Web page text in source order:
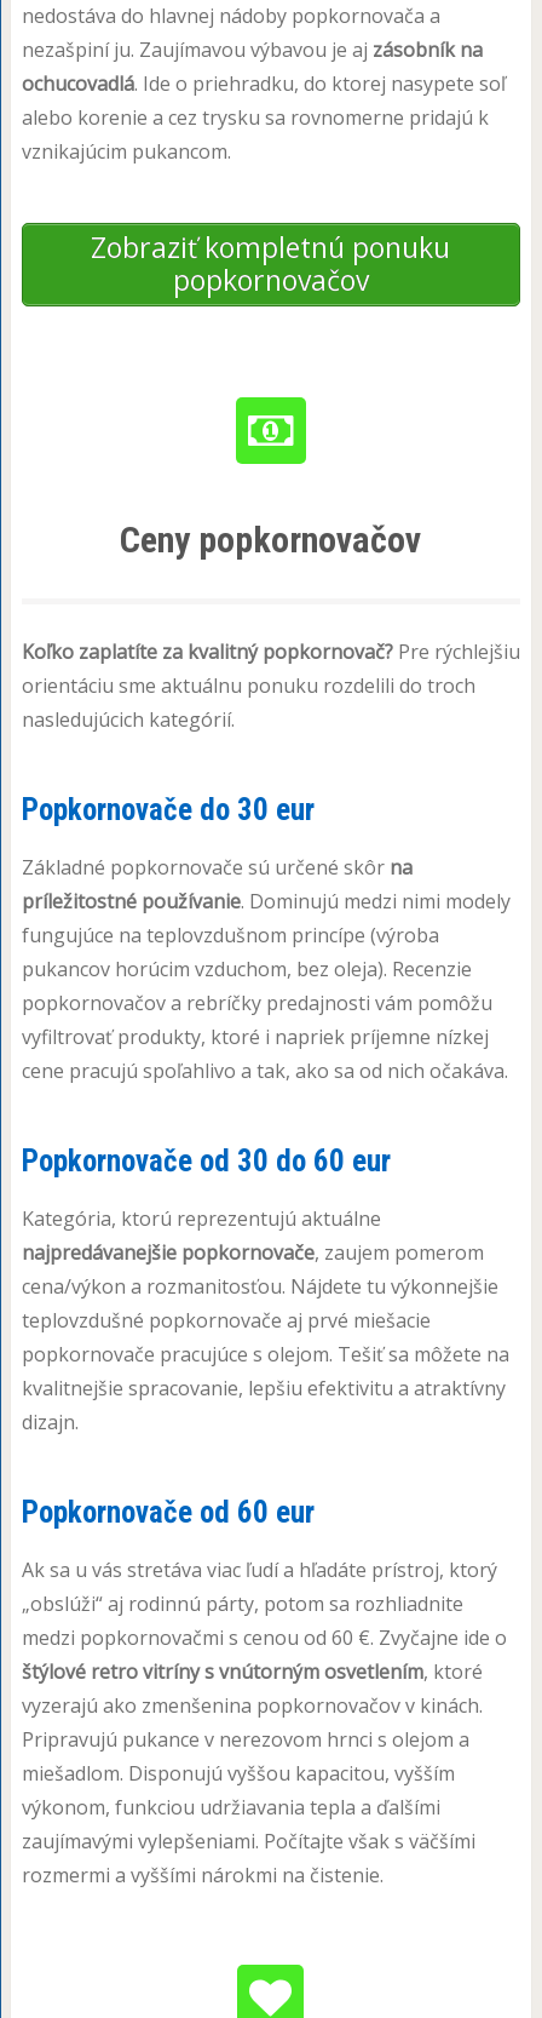
nedostáva do hlavnej nádoby popkornovača a
nezašpiní ju. Zaujímavou výbavou je aj zásobník na
ochucovadlá. Ide o priehradku, do ktorej nasypete soľ
alebo korenie a cez trysku sa rovnomerne pridajú k
vznikajúcim pukancom.
Zobraziť kompletnú ponuku
popkornovačov
Ceny popkornovačov
Koľko zaplatíte za kvalitný popkornovač?Pre rýchlejšiu
orientáciu sme aktuálnu ponuku rozdelili do troch
nasledujúcich kategórií.
Popkornovače do 30 eur
Základné popkornovače sú určené skôr na
príležitostné používanie. Dominujú medzi nimi modely
fungujúce na teplovzdušnom princípe (výroba
pukancov horúcim vzduchom, bez oleja). Recenzie
popkornovačov a rebríčky predajnosti vám pomôžu
vyfiltrovať produkty, ktoré i napriek príjemne nízkej
cene pracujú spoľahlivo a tak, ako sa od nich očakáva.
Popkornovače od 30 do 60 eur
Kategória, ktorú reprezentujú aktuálne
najpredávanejšie popkornovače, zaujem pomerom
cena/výkon a rozmanitosťou. Nájdete tu výkonnejšie
teplovzdušné popkornovače aj prvé miešacie
popkornovače pracujúce s olejom. Tešiť sa môžete na
kvalitnejšie spracovanie, lepšiu efektivitu a atraktívny
dizajn.
Popkornovače od 60 eur
Ak sa u vás stretáva viac ľudí a hľadáte prístroj, ktorý
„obslúži“ aj rodinnú párty, potom sa rozhliadnite
medzi popkornovačmi s cenou od 60 €. Zvyčajne ide o
štýlové retro vitríny s vnútorným osvetlením, ktoré
vyzerajú ako zmenšenina popkornovačov v kinách.
Pripravujú pukance v nerezovom hrnci s olejom a
miešadlom. Disponujú vyššou kapacitou, vyšším
výkonom, funkciou udržiavania tepla a ďalšími
zaujímavými vylepšeniami. Počítajte však s väčšími
rozmermi a vyššími nárokmi na čistenie.